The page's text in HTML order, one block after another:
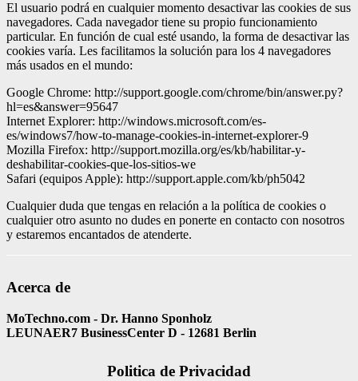
El usuario podrá en cualquier momento desactivar las cookies de sus
navegadores. Cada navegador tiene su propio funcionamiento
particular. En función de cual esté usando, la forma de desactivar las
cookies varía. Les facilitamos la solución para los 4 navegadores
más usados en el mundo:
Google Chrome: http://support.google.com/chrome/bin/answer.py?
hl=es&answer=95647
Internet Explorer: http://windows.microsoft.com/es-
es/windows7/how-to-manage-cookies-in-internet-explorer-9
Mozilla Firefox: http://support.mozilla.org/es/kb/habilitar-y-
deshabilitar-cookies-que-los-sitios-we
Safari (equipos Apple): http://support.apple.com/kb/ph5042
Cualquier duda que tengas en relación a la política de cookies o
cualquier otro asunto no dudes en ponerte en contacto con nosotros
y estaremos encantados de atenderte.
Acerca de
MoTechno.com - Dr. Hanno Sponholz
LEUNAER7 BusinessCenter D - 12681 Berlin
Politica de Privacidad